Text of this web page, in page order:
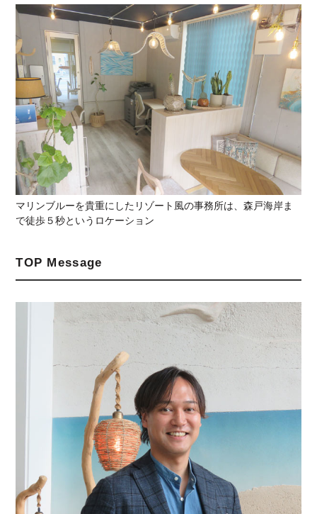
マリンブルーを貴重にしたリゾート風の事務所は、森戸海岸ま
で徒歩５秒というロケーション
TOP Message